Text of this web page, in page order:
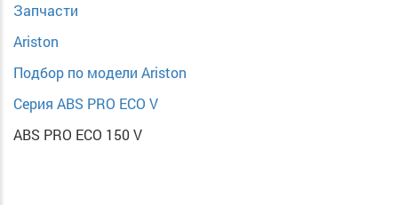
Запчасти
Ariston
Подбор по модели Ariston
Серия ABS PRO ECO V
ABS PRO ECO 150 V